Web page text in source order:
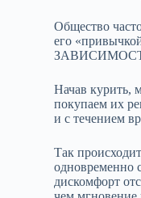
Общество
его
Начав курить,
покупаем их
и с течением
Так
одновременно
дискомфорт